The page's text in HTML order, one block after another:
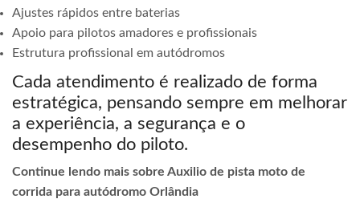
Ajustes rápidos entre baterias
Apoio para pilotos amadores e profissionais
Estrutura profissional em autódromos
Cada atendimento é realizado de forma
estratégica, pensando sempre em melhorar
a experiência, a segurança e o
desempenho do piloto.
Continue lendo mais sobre Auxilio de pista moto de
corrida para autódromo Orlândia